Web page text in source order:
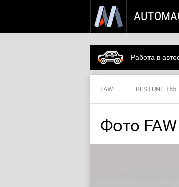
Работа в
FAW BESTUNE T55
Фото